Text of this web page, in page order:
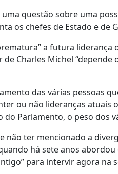
questão sobre uma
os chefes de Estado e de
a futura liderança
Charles Michel
das várias pessoas
ou não lideranças atuais
Parlamento, o peso dos
não ter mencionado a
há sete anos
para intervir agora na